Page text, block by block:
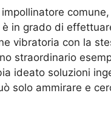
è in grado di
vibratoria con la
straordinario
ideato soluzioni
solo ammirare e